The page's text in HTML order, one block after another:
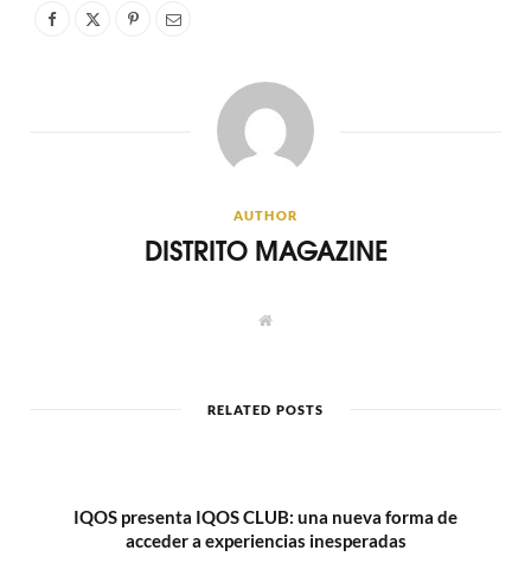
AUTHOR
DISTRITO MAGAZINE
W
e
RELATED POSTS
IQOS presenta IQOS CLUB: una nueva forma de
acceder a experiencias inesperadas